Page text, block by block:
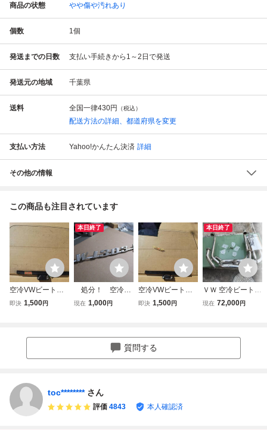
商品の状態 やや傷や汚れあり
個数 1個
発送までの日数 支払い手続きから1～2日で発送
発送元の地域 千葉県
送料 全国一律430円 （税込）
配送方法の詳細、都道府県を変更
支払い方法 Yahoo!かんたん決済 詳細
その他の情報
この商品も注目されています
空冷VWビート
ル 高年式 １３
即決 1,500円
本日終了
処分！ 空冷V
W エンブレム
トル 高年式
ヤナセ
現在 1,000円
空冷VWビート
ル ７５年 左純
即決 1,500円
本日終了
ＶＷ 空冷ビートル
ステンレス マフラ
現在 72,000円
質問する
toc******** さん
評価 4843 本人確認済